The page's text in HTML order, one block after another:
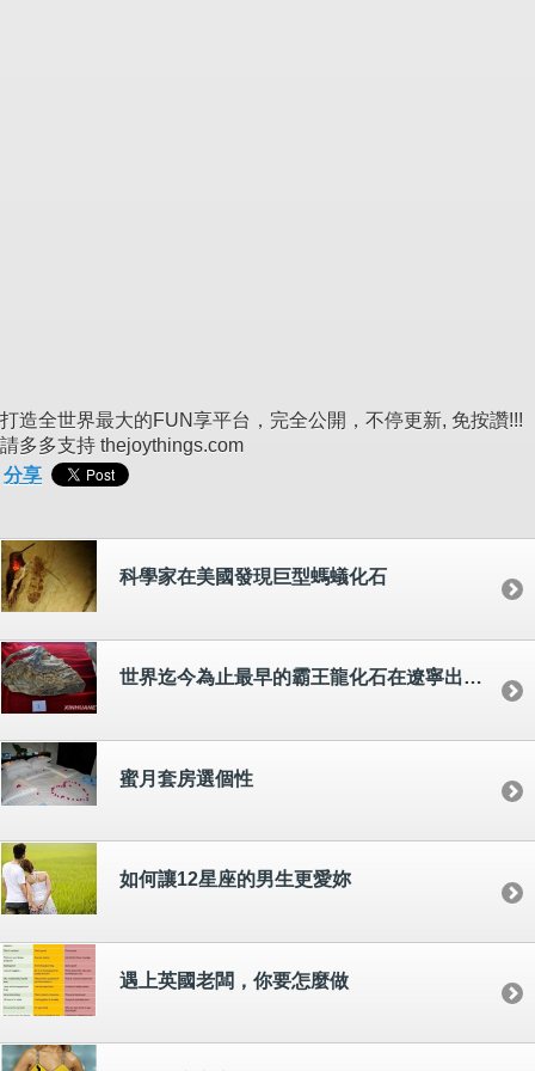
打造全世界最大的FUN享平台，完全公開，不停更新, 免按讚!!!
請多多支持 thejoythings.com
分享
科學家在美國發現巨型螞蟻化石
世界迄今為止最早的霸王龍化石在遼寧出土[組圖]
蜜月套房選個性
如何讓12星座的男生更愛妳
遇上英國老闆，你要怎麼做